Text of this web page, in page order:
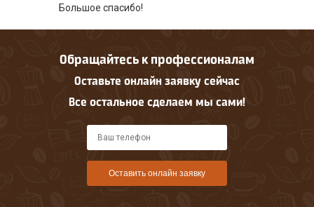
Большое спасибо!
Обращайтесь к профессионалам
Оставьте онлайн заявку сейчас
Все остальное сделаем мы сами!
Оставить онлайн заявку